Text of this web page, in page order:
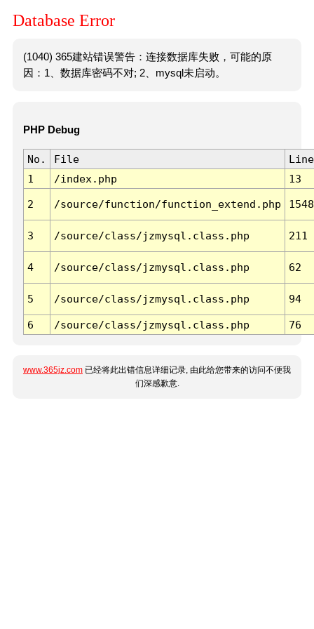
Database Error
(1040) 365建站错误警告：连接数据库失败，可能的原
因：1、数据库密码不对; 2、mysql未启动。
PHP Debug
No. File
Line
1
/index.php 13
2 /source/function/function_extend.php 1548
3 /source/class/jzmysql.class.php 211
4 /source/class/jzmysql.class.php 62
5 /source/class/jzmysql.class.php 94
6 /source/class/jzmysql.class.php 76
www.365jz.com 已经将此出错信息详细记录, 由此给您带来的访问不便我
们深感歉意.